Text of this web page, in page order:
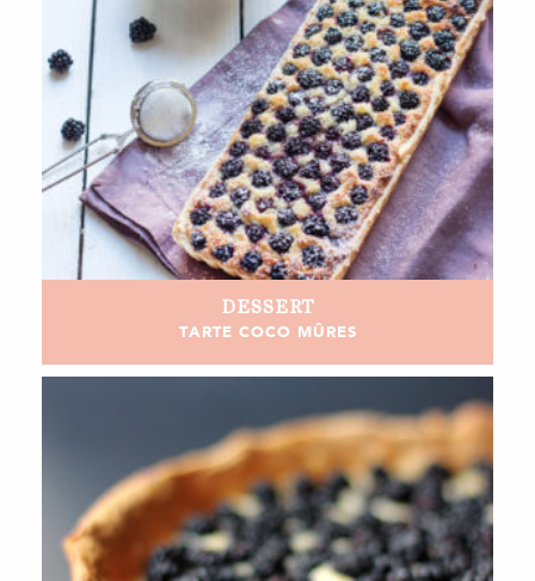
DESSERT
TARTE COCO MÛRES